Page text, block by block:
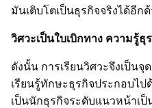
มันเติบโตเป็นธุรกิจจริงได้อีกด้
วิศวะเป็นใบเบิกทาง ความรู้
ดังนั้น การเรียนวิศวะจึงเป็น
เรียนรู้ทักษะธุรกิจประกอบไป
เป็นนักธุรกิจระดับแนวหน้าเ